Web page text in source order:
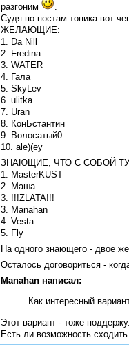
разгоним
Судя по постам топика вот
ЖЕЛАЮЩИЕ:
1. Da Nill
2. Fredina
3. WATER
4. Гала
5. SkyLev
6. ulitka
7. Uran
8. КонЬстантин
9. Волосатый0
10. ale)(ey
ЗНАЮЩИЕ, ЧТО С СОБОЙ
1. MasterKUST
2. Маша
3. !!!ZLATA!!!
3. Manahan
4. Vesta
5. Fly
На одного знающего - двое
Осталось договориться -
Manahan написал:
Как интересный
Этот вариант - тоже
Есть ли возможность